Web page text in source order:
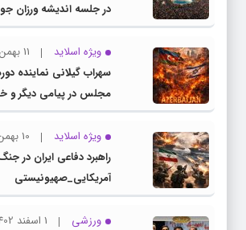
در جلسه اندیشه ورزان
ویژه اسلاید
11 بهمن 1404
سهراب گیلانی نماینده
مجلس در پیامی دیگر و
کشور همسایه آذربایجان
ویژه اسلاید
10 بهمن 1404
راهبرد دفاعی ایران در
آمریکایی_صهیونیستی
ورزشی
1 اسفند 1402